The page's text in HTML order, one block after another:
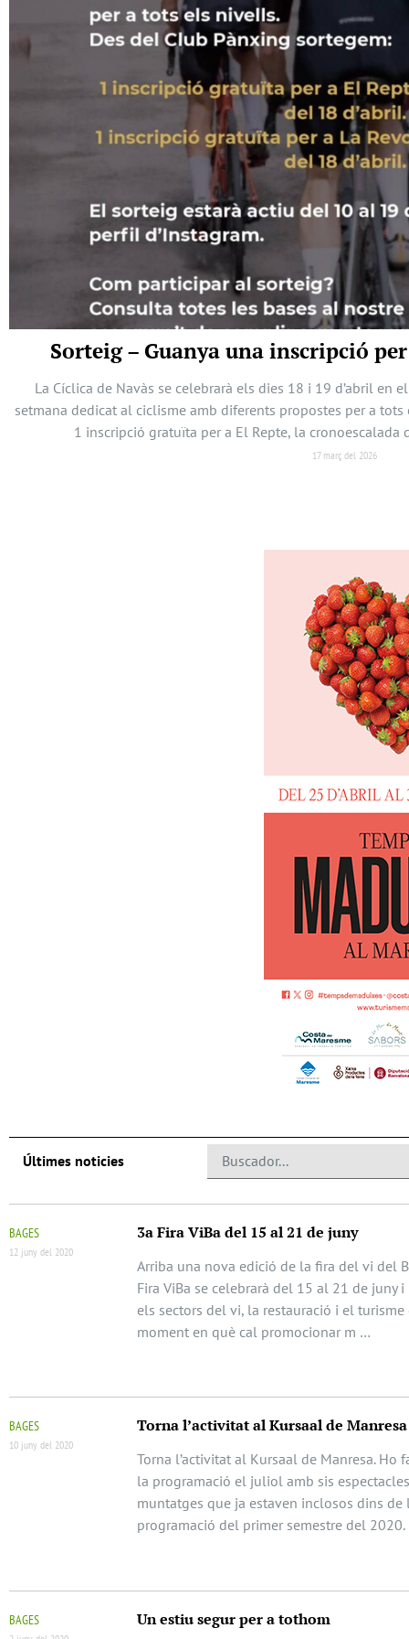
Sorteig – Guanya una inscripció
La Cíclica de Navàs se celebrarà els dies 18 i 19 d’abril en
setmana dedicat al ciclisme amb diferents propostes per a
1 inscripció gratuïta per a El Repte, la
17 març del 2026
Últimes noticies
BAGES
12 juny del 2020
3a Fira ViBa del 15 al 21 de juny
Arriba una nova edició de la fira del vi del
Fira ViBa se celebrarà del 15 al 21 de juny
els sectors del vi, la restauració i el turisme
moment en què cal promocionar m …
BAGES
10 juny del 2020
Torna l’activitat al Kursaal de Manresa
Torna l’activitat al Kursaal de Manresa. Ho
la programació el juliol amb sis
muntatges que ja estaven inclosos dins de
programació del primer semestre del
BAGES Un estiu segur per a tothom